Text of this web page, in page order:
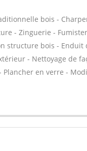
bois -
- Zinguerie -
structure bois - Enduit
- Nettoyage de
Plancher en verre -